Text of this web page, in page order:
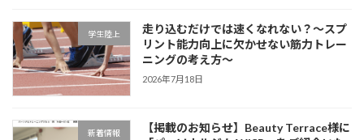
学生陸上
走り込むだけでは速くなれない？～スプ
リント能力向上に欠かせない筋力トレー
ニングの考え方～
2026年7月18日
新着情報
【掲載のお知らせ】Beauty Terrace様に